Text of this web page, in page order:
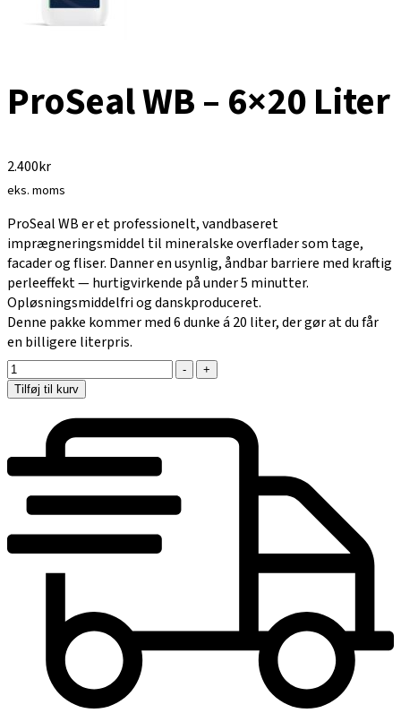
ProSeal WB – 6×20 Liter
2.400kr
eks. moms
ProSeal WB er et professionelt, vandbaseret
imprægneringsmiddel til mineralske overflader som tage,
facader og fliser. Danner en usynlig, åndbar barriere med kraftig
perleeffekt — hurtigvirkende på under 5 minutter.
Opløsningsmiddelfri og danskproduceret.
Denne pakke kommer med 6 dunke á 20 liter, der gør at du får
en billigere literpris.
-
+
Tilføj til kurv